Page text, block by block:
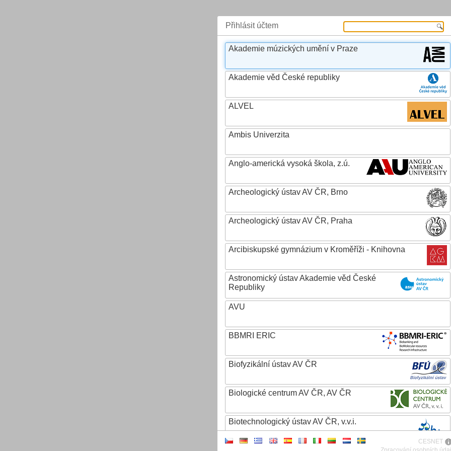
Přihlásit účtem
Akademie múzických umění v Praze
Akademie věd České republiky
ALVEL
Ambis Univerzita
Anglo-americká vysoká škola, z.ú.
Archeologický ústav AV ČR, Brno
Archeologický ústav AV ČR, Praha
Arcibiskupské gymnázium v Kroměříži - Knihovna
Astronomický ústav Akademie věd České
Republiky
AVU
BBMRI ERIC
Biofyzikální ústav AV ČR
Biologické centrum AV ČR, AV ČR
Biotechnologický ústav AV ČR, v.v.i.
CESNET